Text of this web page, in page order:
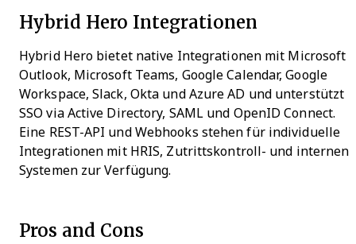
Hybrid Hero Integrationen
Hybrid Hero bietet native Integrationen mit Microsoft
Outlook, Microsoft Teams, Google Calendar, Google
Workspace, Slack, Okta und Azure AD und unterstützt
SSO via Active Directory, SAML und OpenID Connect.
Eine REST-API und Webhooks stehen für individuelle
Integrationen mit HRIS, Zutrittskontroll- und internen
Systemen zur Verfügung.
Pros and Cons